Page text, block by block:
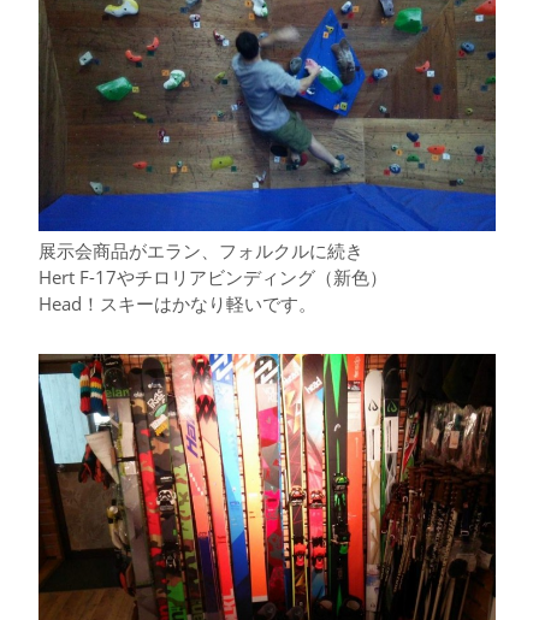
展示会商品がエラン、フォルクルに続き
Hert F-17やチロリアビンディング（新色）
Head！スキーはかなり軽いです。